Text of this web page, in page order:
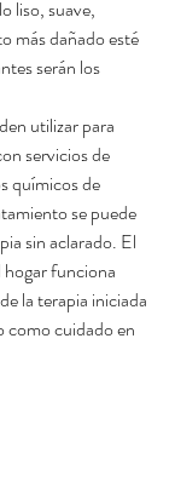
liso, suave,
más dañado esté
serán los
utilizar para
servicios de
químicos de
se puede
sin aclarado. El
funciona
la terapia iniciada
como cuidado en